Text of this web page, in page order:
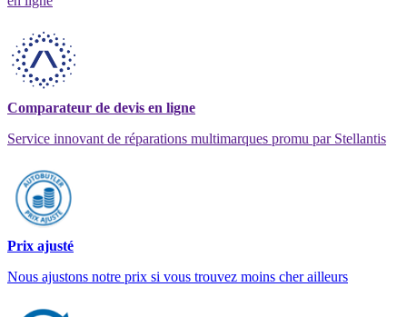
Comparateur de devis en ligne
Service innovant de réparations multimarques promu par Stellantis
Prix ajusté
Nous ajustons notre prix si vous trouvez moins cher ailleurs